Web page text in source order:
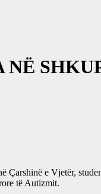
Çarshinë e Vjetër,
të Autizmit.